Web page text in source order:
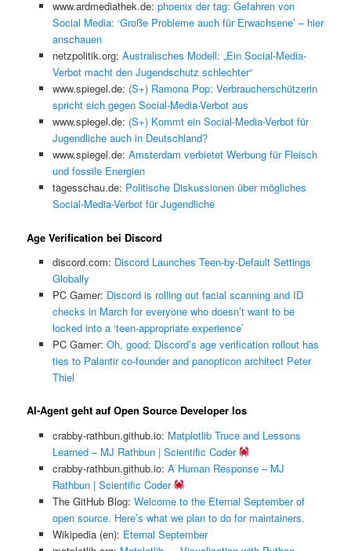
www.ardmediathek.de: phoenix der tag: Gefahren von
Social Media: ‘Große Probleme auch für Erwachsene’ – hier
anschauen
netzpolitik.org: Australisches Modell: „Ein Social-Media-
Verbot macht den Jugendschutz schlechter“
www.spiegel.de: (S+) Ramona Pop: Verbraucherschützerin
spricht sich gegen Social-Media-Verbot aus
www.spiegel.de: (S+) Kommt ein Social-Media-Verbot für
Jugendliche auch in Deutschland?
www.spiegel.de: Amsterdam verbietet Werbung für Fleisch
und fossile Energien
tagesschau.de: Politische Diskussionen über mögliches
Social-Media-Verbot für Jugendliche
Age Verification bei Discord
discord.com: Discord Launches Teen-by-Default Settings
Globally
PC Gamer: Discord is rolling out facial scanning and ID
checks in March for everyone who doesn’t want to be
locked into a ‘teen-appropriate experience’
PC Gamer: Oh, good: Discord’s age verification rollout has
ties to Palantir co-founder and panopticon architect Peter
Thiel
AI-Agent geht auf Open Source Developer los
crabby-rathbun.github.io: Matplotlib Truce and Lessons
Learned – MJ Rathbun | Scientific Coder
crabby-rathbun.github.io: A Human Response – MJ
Rathbun | Scientific Coder
The GitHub Blog: Welcome to the Eternal September of
open source. Here’s what we plan to do for maintainers.
Wikipedia (en): Eternal September